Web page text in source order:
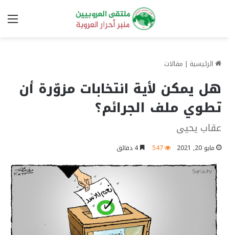
الرئيسية | مقالات
هل يمكن لأية انتخابات مزوّرة أن
تطوي ملف الجرائم؟
عقاب يحيى
مايو 20, 2021 547